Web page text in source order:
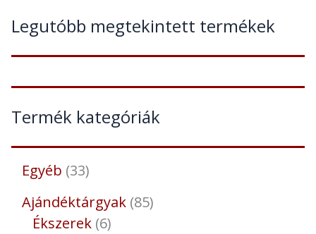
Legutóbb megtekintett termékek
Termék kategóriák
Egyéb 33
Ajándéktárgyak 85
Ékszerek 6